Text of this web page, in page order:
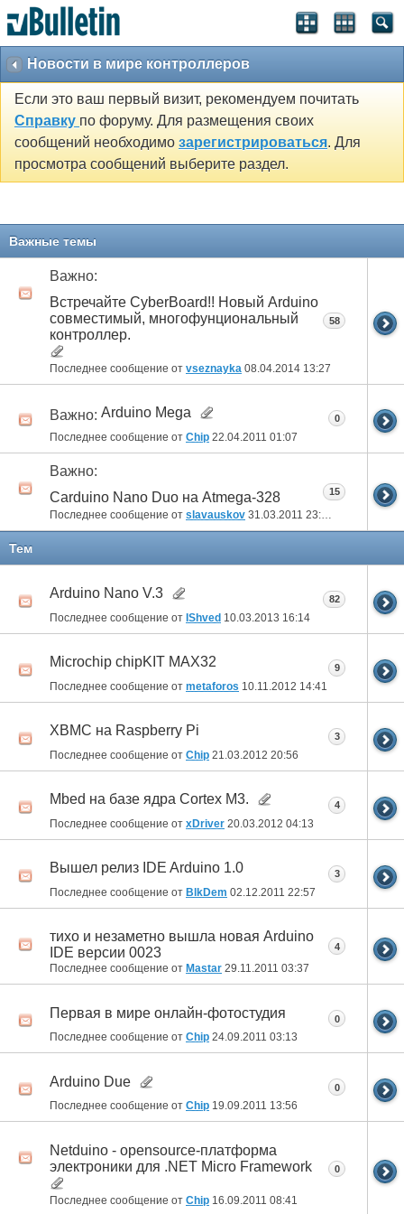
Новости в мире контроллеров
Если это ваш первый визит, рекомендуем почитать
Справку по форуму. Для размещения своих
сообщений необходимо зарегистрироваться. Для
просмотра сообщений выберите раздел.
Важные темы
Важно:
Встречайте CyberBoard!! Новый Arduino
совместимый, многофунциональный
контроллер.
Последнее сообщение от vseznayka 08.04.2014 13:27
58
Важно: Arduino Mega
Последнее сообщение от Chip 22.04.2011 01:07
0
Важно:
Carduino Nano Duo на Atmega-328
Последнее сообщение от slavauskov 31.03.2011 23:16
15
Тем
Arduino Nano V.3
Последнее сообщение от IShved 10.03.2013 16:14
82
Microchip chipKIT MAX32
Последнее сообщение от metaforos 10.11.2012 14:41
9
XBMC на Raspberry Pi
Последнее сообщение от Chip 21.03.2012 20:56
3
Mbed на базе ядра Cortex M3.
Последнее сообщение от xDriver 20.03.2012 04:13
4
Вышел релиз IDE Arduino 1.0
Последнее сообщение от BlkDem 02.12.2011 22:57
3
тихо и незаметно вышла новая Arduino
IDE версии 0023
Последнее сообщение от Mastar 29.11.2011 03:37
4
Первая в мире онлайн-фотостудия
Последнее сообщение от Chip 24.09.2011 03:13
0
Arduino Due
Последнее сообщение от Chip 19.09.2011 13:56
0
Netduino - opensource-платформа
электроники для .NET Micro Framework
Последнее сообщение от Chip 16.09.2011 08:41
0